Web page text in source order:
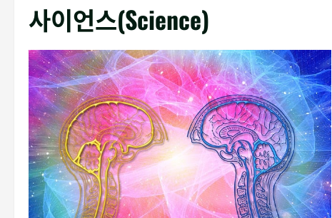
사이언스(Science)